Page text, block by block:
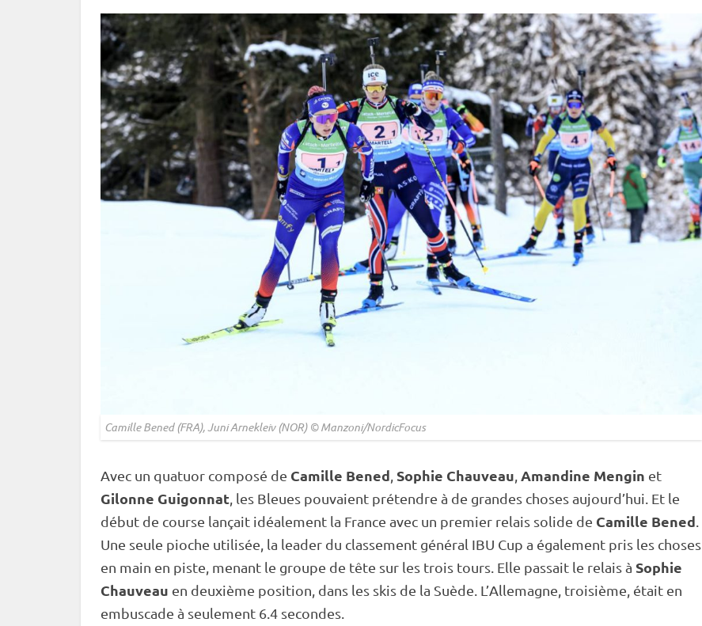
Camille Bened (FRA), Juni Arnekleiv (NOR) © Manzoni/NordicFocus
Avec un quatuor composé de Camille Bened Sophie Chauveau Amandine Mengin et
Gilonne Guigonnat , les Bleues pouvaient prétendre à de grandes choses aujourd’hui. Et le
début de course lançait idéalement la France avec un premier relais solide de Camille Bened
Une seule pioche utilisée, la leader du classement général IBU Cup a également pris les choses
en main en piste , menant le groupe de tête sur les trois tours. Elle passait le relaisà Sophie
Chauveau en deuxième position, dans les skis de la Suède. L’Allemagne, troisième, était en
embuscade à seulement 6.4 secondes.